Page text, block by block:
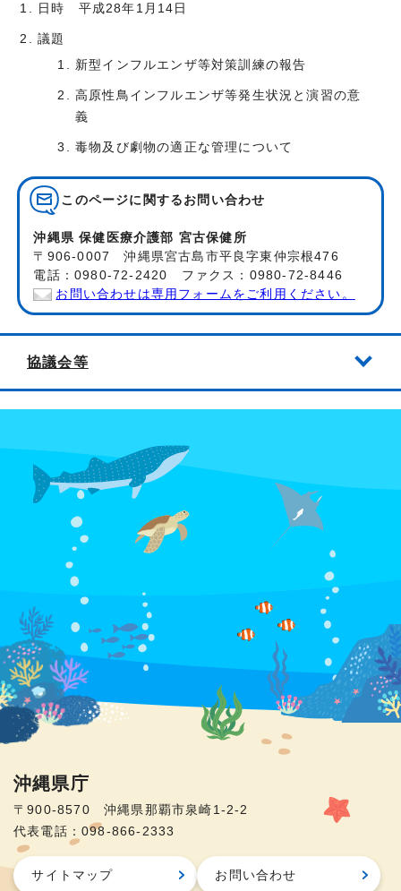
日時 平成28年1月14日
議題
新型インフルエンザ等対策訓練の報告
高原性鳥インフルエンザ等発生状況と演習の意
義
毒物及び劇物の適正な管理について
このページに関する お問い合わせ
沖縄県 保健医療介護部 宮古保健所
〒906-0007 沖縄県宮古島市平良字東仲宗根476
電話：0980-72-2420 ファクス：0980-72-8446
お問い合わせは専用フォームをご利用ください。
協議会等
沖縄県庁
〒900-8570 沖縄県那覇市泉崎1-2-2
代表電話：098-866-2333
サイトマップ お問い合わせ